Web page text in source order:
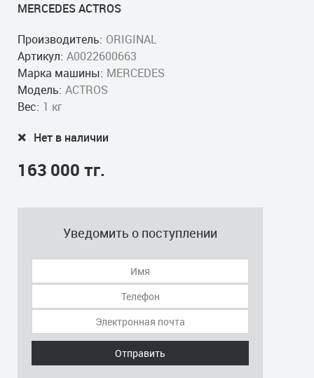
MERCEDES ACTROS
Производитель: ORIGINAL
Артикул: A0022600663
Марка машины: MERCEDES
Модель: ACTROS
Вес: 1 кг
Нет в наличии
163 000 тг.
Уведомить о поступлении
Отправить